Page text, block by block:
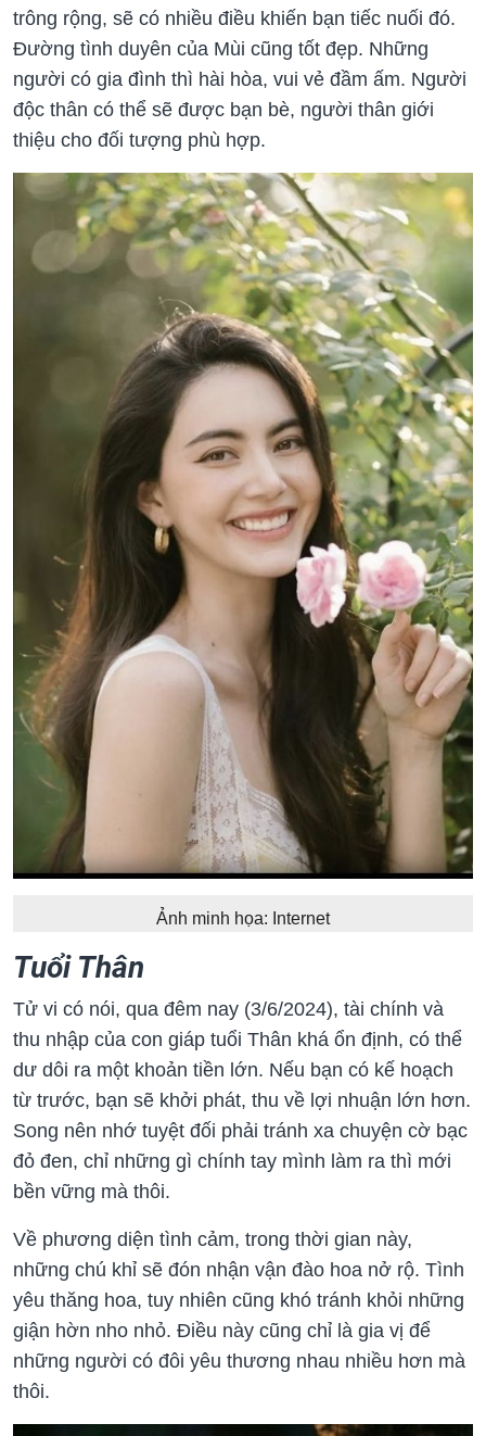
trông rộng, sẽ có nhiều điều khiến bạn tiếc nuối đó.
Đường tình duyên của Mùi cũng tốt đẹp. Những
người có gia đình thì hài hòa, vui vẻ đầm ấm. Người
độc thân có thể sẽ được bạn bè, người thân giới
thiệu cho đối tượng phù hợp.
Ảnh minh họa: Internet
Tuổi Thân
Tử vi có nói, qua đêm nay (3/6/2024), tài chính và
thu nhập của con giáp tuổi Thân khá ổn định, có thể
dư dôi ra một khoản tiền lớn. Nếu bạn có kế hoạch
từ trước, bạn sẽ khởi phát, thu về lợi nhuận lớn hơn.
Song nên nhớ tuyệt đối phải tránh xa chuyện cờ bạc
đỏ đen, chỉ những gì chính tay mình làm ra thì mới
bền vững mà thôi.
Về phương diện tình cảm, trong thời gian này,
những chú khỉ sẽ đón nhận vận đào hoa nở rộ. Tình
yêu thăng hoa, tuy nhiên cũng khó tránh khỏi những
giận hờn nho nhỏ. Điều này cũng chỉ là gia vị để
những người có đôi yêu thương nhau nhiều hơn mà
thôi.